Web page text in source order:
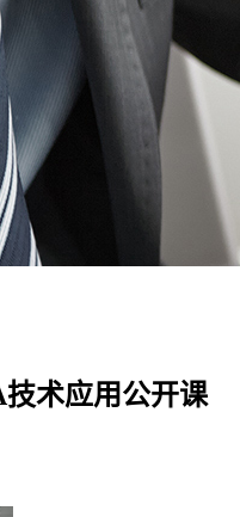
术应用公开课